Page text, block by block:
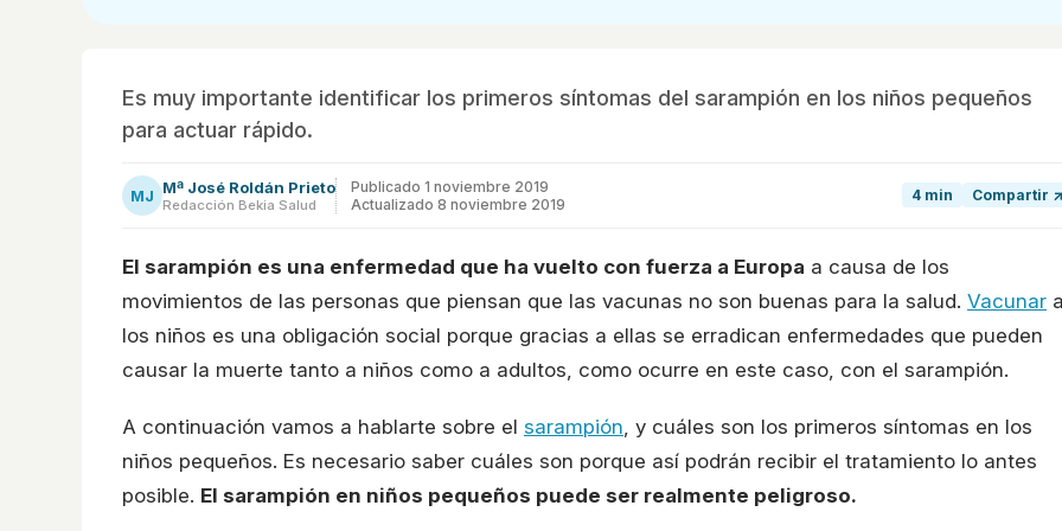
Es muy importante identificar los primeros síntomas del sarampión en los niños pequeños
para actuar rápido.
MJ Mª José Roldán Prieto
Redacción Bekia Salud
Publicado 1 noviembre 2019
Actualizado 8 noviembre 2019
4 min Compartir ↗
El sarampión es una enfermedad que ha vuelto con fuerza a Europa a causa de los
movimientos de las personas que piensan que las vacunas no son buenas para la salud. Vacunar
los niños es una obligación social porque gracias a ellas se erradican enfermedades que pueden
causar la muerte tanto a niños como a adultos, como ocurre en este caso, con el sarampión.
A continuación vamos a hablarte sobre el sarampión , y cuáles son los primeros síntomas en los
niños pequeños. Es necesario saber cuáles son porque así podrán recibir el tratamiento lo antes
posible. El sarampión en niños pequeños puede ser realmente peligroso.